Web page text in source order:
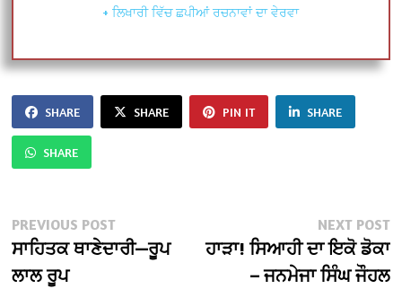
+ ਲਿਖਾਰੀ ਵਿੱਚ ਛਪੀਆਂ ਰਚਨਾਵਾਂ ਦਾ ਵੇਰਵਾ
SHARE SHARE PIN IT SHARE
SHARE
Post
navigation
PREVIOUS POSTPrevious
post:
ਸਾਹਿਤਕ ਥਾਣੇਦਾਰੀ—ਰੂਪ
ਲਾਲ ਰੂਪ
NEXT POST
ਹਾੜਾ! ਸਿਆਹੀ ਦਾ ਇਕੋ ਡੋਕਾ
– ਜਨਮੇਜਾ ਸਿੰਘ ਜੌਹਲ